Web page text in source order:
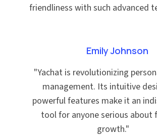
friendliness with such advanced
Emily Johnson
"Yachat is revolutionizing
management. Its intuitive
powerful features make it an
tool for anyone serious about
growth."